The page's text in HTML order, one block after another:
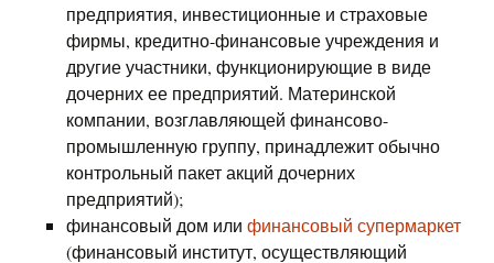
предприятия, инвестиционные и страховые
фирмы, кредитно-финансовые учреждения и
другие участники, функционирующие в виде
дочерних ее предприятий. Материнской
компании, возглавляющей финансово-
промышленную группу, принадлежит обычно
контрольный пакет акций дочерних
предприятий);
финансовый дом или финансовый супермаркет
(финансовый институт, осуществляющий